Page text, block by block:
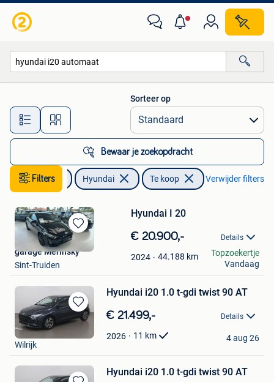
Alle afstanden…
Sorteer op
Bewaar je zoekopdracht
Filters
Auto's Hyundai Te koop Verwijder filters
Bewaren
in
Mijn
Hyundai I 20
€ 20.900,- Details
2024 44.188 km
garage Merinsky
Sint-Truiden
Topzoekertje
Vandaag
Bewaren
in
Hyundai i20 1.0 t-gdi twist 90 AT
€ 21.499,- Details
2026 11 km
Cardoen
Wilrijk
4 aug 26
Hyundai i20 1.0 t-gdi twist 90 AT